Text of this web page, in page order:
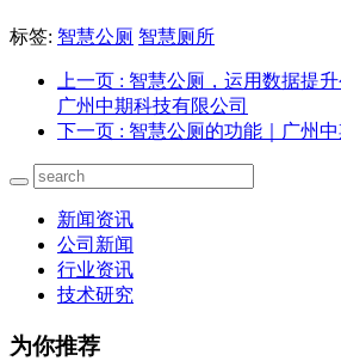
标签: 智慧公厕 智慧厕所
上一页 : 智慧公厕，运用数据提
广州中期科技有限公司
下一页 : 智慧公厕的功能｜广州
新闻资讯
公司新闻
行业资讯
技术研究
为你推荐